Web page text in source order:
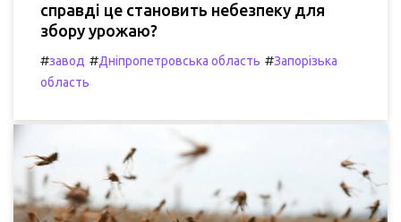
справді це становить небезпеку для
збору урожаю?
#завод #Дніпропетровська область #Запорізька
область